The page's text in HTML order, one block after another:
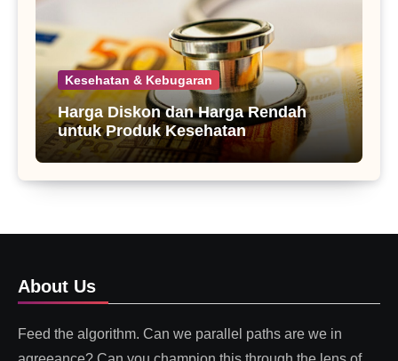
Kesehatan & Kebugaran
Harga Diskon dan Harga Rendah
untuk Produk Kesehatan
About Us
Feed the algorithm. Can we parallel paths are we in